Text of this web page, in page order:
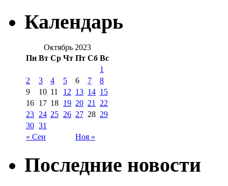
Календарь
Октябрь 2023
Пн Вт Ср Чт Пт Сб Вс
« Сен Ноя »
1
2
3 4 5 6 7
8
9
10 11 12 13 14 15
16 17 18 19 20 21 22
23 24 25 26 27 28 29
30 31
Последние новости